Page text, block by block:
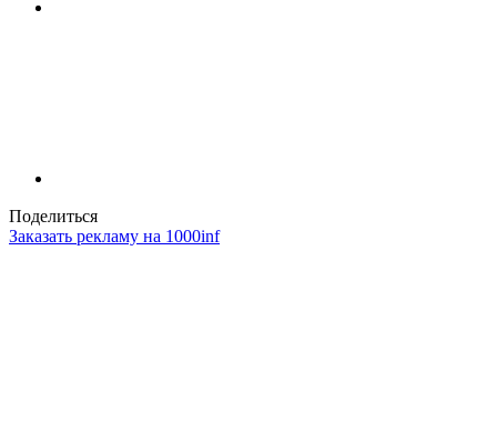
Поделиться
Заказать рекламу на 1000inf